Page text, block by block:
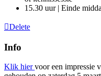
15.30 uur | Einde
Delete
Info
Klik hiervoor een impressie